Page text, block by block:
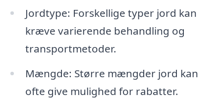
Jordtype: Forskellige typer jord kan
kræve varierende behandling og
transportmetoder.
Mængde: Større mængder jord kan
ofte give mulighed for rabatter.